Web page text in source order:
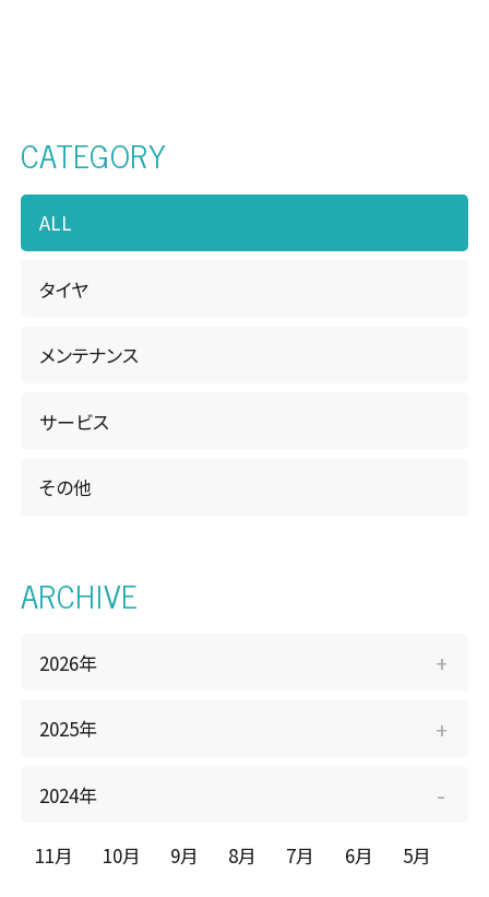
南長野店
諏訪店
Clear25車検
CATEGORY
ALL
タイヤ
メンテナンス
サービス
その他
ARCHIVE
2026年
2025年
2024年
11月 10月 9月 8月 7月 6月 5月